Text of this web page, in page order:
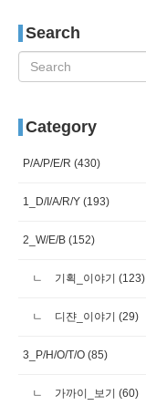
Search
Category
P/A/P/E/R (430)
1_D/I/A/R/Y (193)
2_W/E/B (152)
기획_이야기 (123)
디쟌_이야기 (29)
3_P/H/O/T/O (85)
가까이_보기 (60)